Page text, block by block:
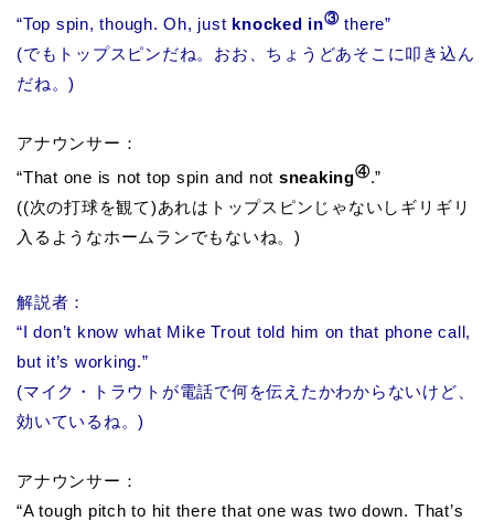
“Top spin, though. Oh, just knocked in③ there”
(でもトップスピンだね。おお、ちょうどあそこに叩き込ん
だね。)
アナウンサー：
“That one is not top spin and not sneaking④.”
((次の打球を観て)あれはトップスピンじゃないしギリギリ
入るようなホームランでもないね。)
解説者：
“I don’t know what Mike Trout told him on that phone call,
but it’s working.”
(マイク・トラウトが電話で何を伝えたかわからないけど、
効いているね。)
アナウンサー：
“A tough pitch to hit there that one was two down. That’s